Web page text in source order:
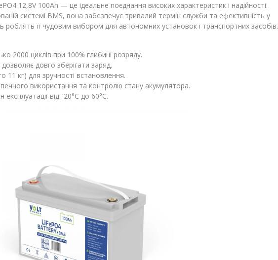
12,8V 100Ah — це ідеальне поєднання високих характеристик і надійності.
системі BMS, вона забезпечує тривалий термін служби та ефективність у
роблять її чудовим вибором для автономних установок і транспортних засобів.
2000 циклів при 100% глибині розряду.
довго зберігати заряд.
11 кг) для зручності встановлення.
використання та контролю стану акумулятора.
від -20°C до 60°C.